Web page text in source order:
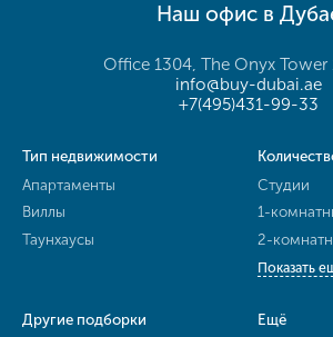
Наш офис в
Office 1304, The Onyx Tower
info@buy-dubai.ae
+7(495)431-99-33
Тип недвижимости
Апартаменты
Виллы
Таунхаусы
Студии
1-
2-
Показать
Другие подборки
Ещё